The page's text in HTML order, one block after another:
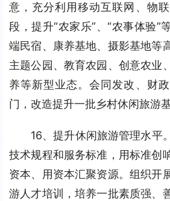
意，充分利用移动互联网、物
段，提升“农家乐”、“农事体验”
端民宿、康养基地、摄影基地等
主题公园、教育农园、创意农业
养等新型业态。会同发改、财
门，改造提升一批乡村休闲旅游基
16、提升休闲旅游管理水平
技术规程和服务标准，用标准创
资本、用资本汇聚资源。组织开
游人才培训，培养一批素质强、